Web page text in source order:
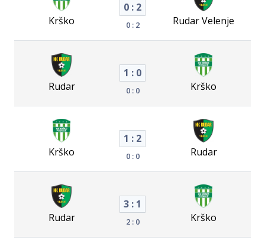
Krško
0 : 2
0 : 2 Rudar Velenje
Rudar
1 : 0
0 : 0 Krško
Krško
1 : 2
0 : 0 Rudar
Rudar
3 : 1
2 : 0 Krško